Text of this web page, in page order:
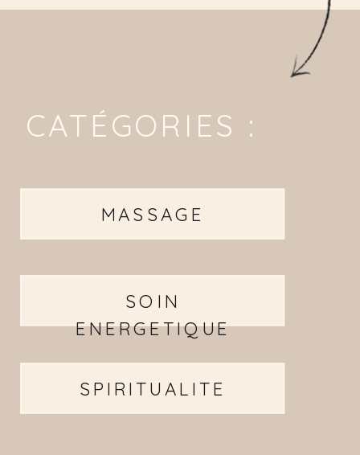
CATÉGORIES :
MASSAGE
SOIN
ENERGETIQUE
SPIRITUALITE